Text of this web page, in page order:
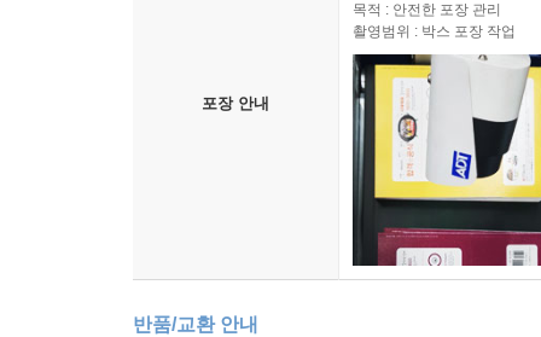
포장 안내
목적 : 안전한 포장 관리
촬영범위 : 박스 포장 작업
반품/교환 안내